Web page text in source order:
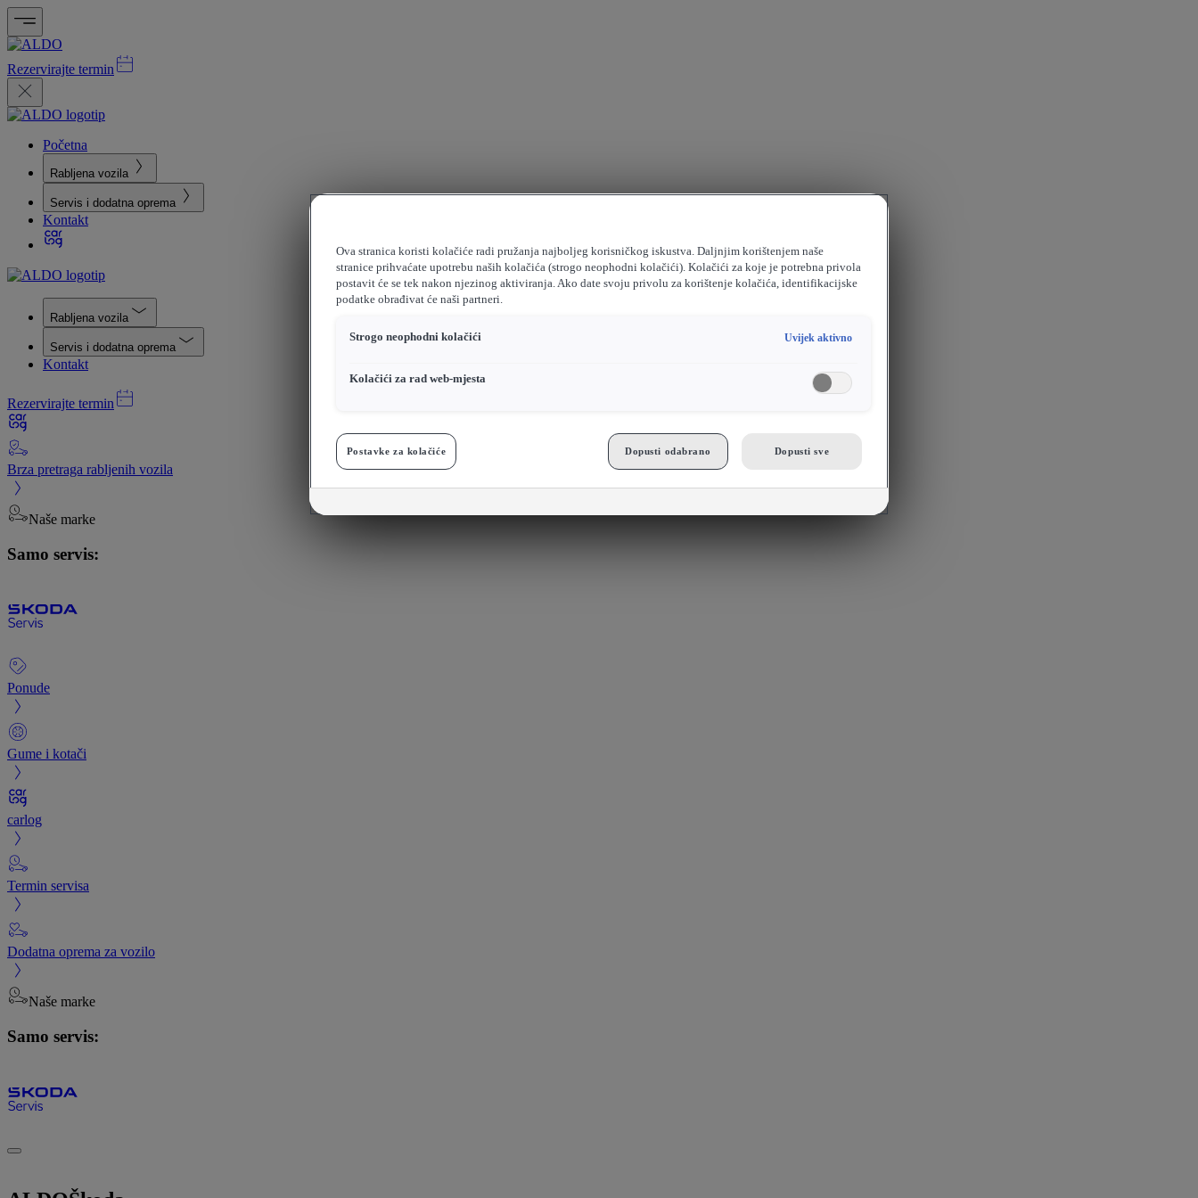
Rezervirajte termin
Početna
Rabljena vozila
Servis i dodatna oprema
Kontakt
Rabljena vozila
Servis i dodatna oprema
Kontakt
Rezervirajte termin
Brza pretraga rabljenih vozila
Naše marke
Samo servis:
Ponude
Gume i kotači
carlog
Termin servisa
Dodatna oprema za vozilo
Naše marke
Samo servis:
Ova stranica koristi kolačiće radi pružanja najboljeg korisničkog iskustva. Daljnjim korištenjem naše
stranice prihvaćate upotrebu naših kolačića (strogo neophodni kolačići). Kolačići za koje je potrebna privola
postavit će se tek nakon njezinog aktiviranja. Ako date svoju privolu za korištenje kolačića, identifikacijske
podatke obrađivat će naši partneri.
Strogo neophodni kolačići Uvijek aktivno
Kolačići za rad web-mjesta
Postavke za kolačiće Dopusti odabrano Dopusti sve